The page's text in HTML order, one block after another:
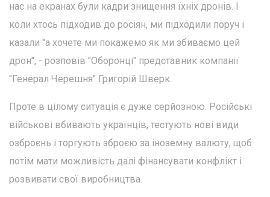
нас на екранах були кадри знищення їхніх дронів. І
коли хтось підходив до росіян, ми підходили поруч і
казали "а хочете ми покажемо як ми збиваємо цей
дрон", - розповів "Оборонці" представник компанії
"Генерал Черешня" Григорій Шверк.
Проте в цілому ситуація є дуже серйозною. Російські
військові вбивають українців, тестують нові види
озброєнь і торгують зброєю за іноземну валюту, щоб
потім мати можливість далі фінансувати конфлікт і
розвивати свої виробництва.